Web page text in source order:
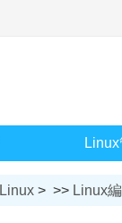
> >> Linux